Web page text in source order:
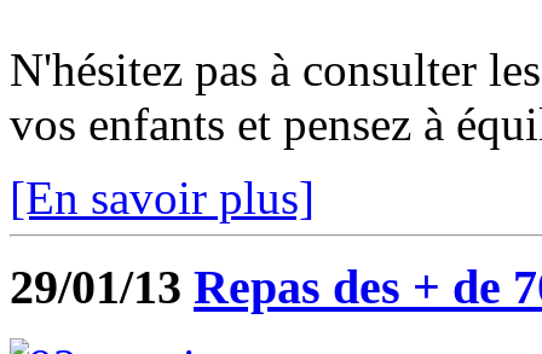
N'hésitez pas à consulter
vos enfants et pensez à
[En savoir plus]
29/01/13 Repas des + de